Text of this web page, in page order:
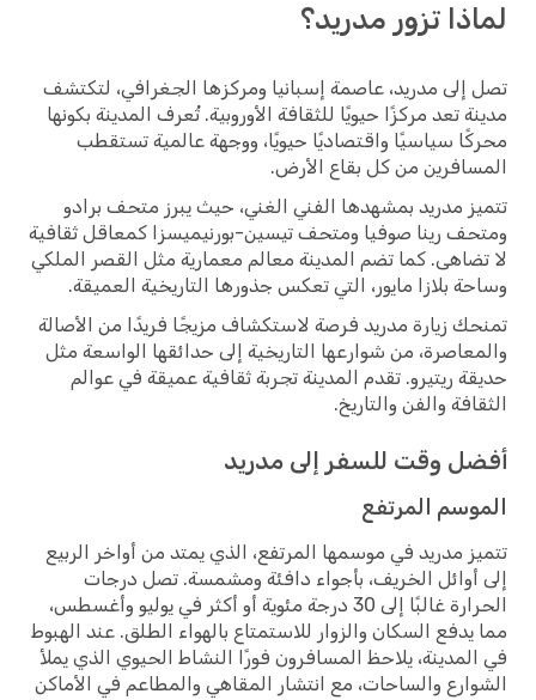
تزور مدريد؟
مدريد، عاصمة إسبانيا ومركزها الجغرافي، لتكتشف
تعد مركزًا حيويًا للثقافة الأوروبية. تُعرف المدينة بكونها
سياسيًا واقتصاديًا حيويًا، ووجهة عالمية تستقطب
من كل بقاع الأرض.
مدريد بمشهدها الفني الغني، حيث يبرز متحف برادو
رينا صوفيا ومتحف تيسين-بورنيميسزا كمعاقل ثقافية
كما تضم المدينة معالم معمارية مثل القصر الملكي
بلازا مايور، التي تعكس جذورها التاريخية العميقة.
زيارة مدريد فرصة لاستكشاف مزيجًا فريدًا من الأصالة
من شوارعها التاريخية إلى حدائقها الواسعة مثل
ريتيرو. تقدم المدينة تجربة ثقافية عميقة في عوالم
والفن والتاريخ.
وقت للسفر إلى مدريد
المرتفع
مدريد في موسمها المرتفع، الذي يمتد من أواخر الربيع
أوائل الخريف، بأجواء دافئة ومشمسة. تصل درجات
الحرارة غالبًا إلى 30 درجة مئوية أو أكثر في يوليو وأغسطس،
السكان والزوار للاستمتاع بالهواء الطلق. عند الهبوط
يلاحظ المسافرون فورًا النشاط الحيوي الذي يملأ
والساحات، مع انتشار المقاهي والمطاعم في الأماكن